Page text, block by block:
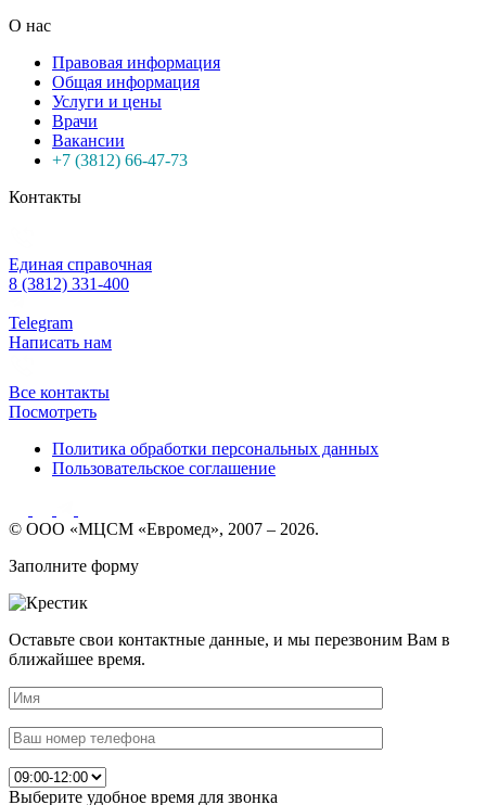
О нас
Правовая информация
Общая информация
Услуги и цены
Врачи
Вакансии
+7 (3812) 66-47-73
Контакты
Единая справочная
8 (3812) 331-400
Telegram
Написать нам
Все контакты
Посмотреть
Политика обработки персональных данных
Пользовательское соглашение
© ООО «МЦСМ «Евромед», 2007 – 2026.
Заполните форму
Оставьте свои контактные данные, и мы перезвоним Вам в
ближайшее время.
Выберите удобное время для звонка